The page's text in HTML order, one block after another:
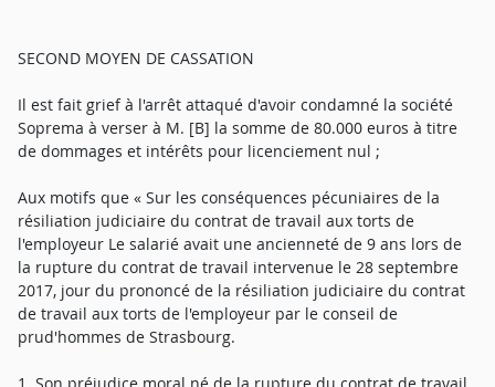
SECOND MOYEN DE CASSATION
Il est fait grief à l'arrêt attaqué d'avoir condamné la société
Soprema à verser à M. [B] la somme de 80.000 euros à titre
de dommages et intérêts pour licenciement nul ;
Aux motifs que « Sur les conséquences pécuniaires de la
résiliation judiciaire du contrat de travail aux torts de
l'employeur Le salarié avait une ancienneté de 9 ans lors de
la rupture du contrat de travail intervenue le 28 septembre
2017, jour du prononcé de la résiliation judiciaire du contrat
de travail aux torts de l'employeur par le conseil de
prud'hommes de Strasbourg.